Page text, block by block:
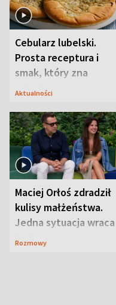
Cebularz lubelski.
Prosta receptura i
smak, który zna
Lubelszczyzna
Aktualności
Maciej Orłoś zdradził
kulisy małżeństwa.
Jedna sytuacja wraca
jak bumerang
Rozmowy